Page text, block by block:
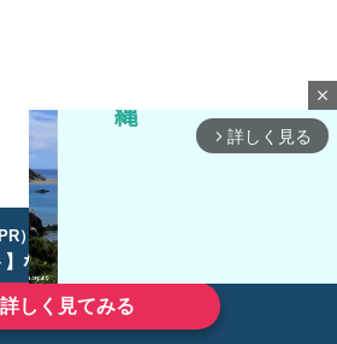
） ／
】ならどんなクルマも高価買取
詳しく見てみる
close
arrow_forward_ios 詳しく見る